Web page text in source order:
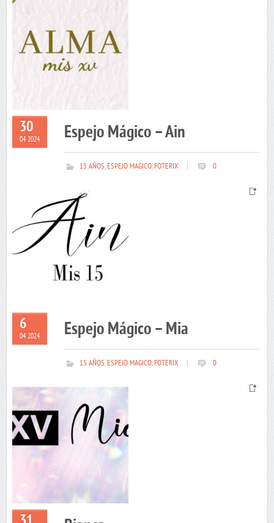
30
04 2024 Espejo Mágico – Ain
15 AÑOS,ESPEJO MAGICO,FOTERIX 0
6
04 2024 Espejo Mágico – Mia
15 AÑOS,ESPEJO MAGICO,FOTERIX 0